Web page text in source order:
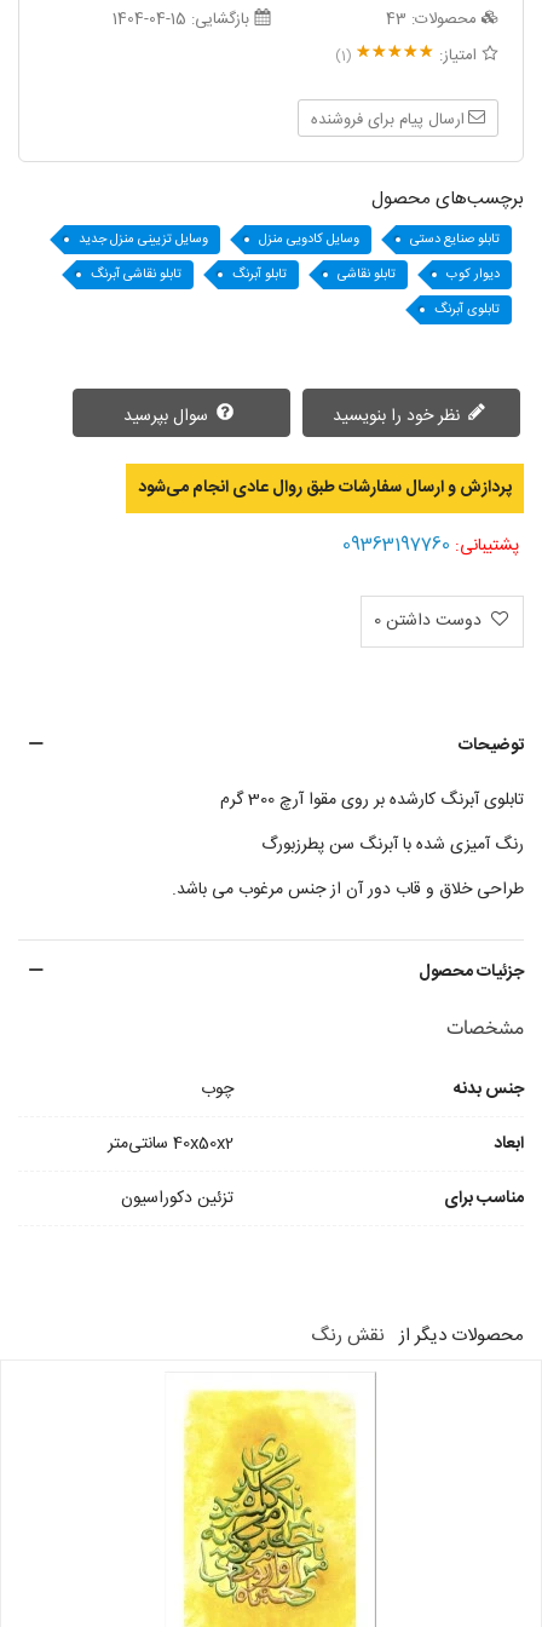
43
1404-04-15
(1)
ارسال پیام برای فروشنده
برچسب‌های محصول
تابلو صنایع دستی وسایل کادویی منزل
وسایل تزیینی منزل جدید
دیوار کوب
تابلو نقاشی تابلو آبرنگ
تابلو نقاشی آبرنگ
تابلوی آبرنگ
نظر خود را بنویسید
پردازش و ارسال سفارشات طبق روال عادی انجام می‌‌شود
پشتیبانی: 09363197760
دوست داشتن0
توضیحات
تابلوی آبرنگ کارشدهبر روی مقوا آرچ 300 گرم
رنگ آمیزی شده با آبرنگ سن پطرزبورگ
طراحی خلاق و قاب دور آن از جنس مرغوب می باشد.
جزئیات محصول
مشخصات
جنس بدنه
چوب
ابعاد
40x50x2 سانتی‎‎‌متر
مناسب برای
تزئین دکوراسیون
محصولات دیگر از نقش رنگ